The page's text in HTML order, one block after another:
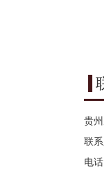
贵
联
电